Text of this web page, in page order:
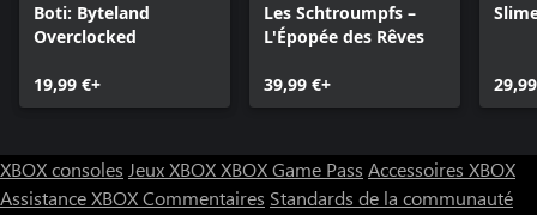
Boti: Byteland
Overclocked
19,99 €+
Les Schtroumpfs –
L'Épopée des Rêves
39,99 €+
XBOX consoles Jeux XBOXXBOX Game Pass Accessoires XBOX
Assistance XBOXCommentaires Standards de la communauté